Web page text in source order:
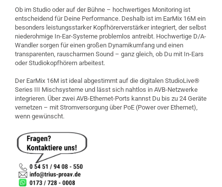
Ob im Studio oder auf der Bühne – hochwertiges Monitoring ist
entscheidend für Deine Performance. Deshalb ist im EarMix 16M ein
besonders leistungsstarker Kopfhörerverstärker integriert, der selbst
niederohmige In-Ear-Systeme problemlos antreibt. Hochwertige D/A-
Wandler sorgen für einen großen Dynamikumfang und einen
transparenten, rauscharmen Sound – ganz gleich, ob Du mit In-Ears
oder Studiokopfhörern arbeitest.
Der EarMix 16M ist ideal abgestimmt auf die digitalen StudioLive®
Series III Mischsysteme und lässt sich nahtlos in AVB-Netzwerke
integrieren. Über zwei AVB-Ethernet-Ports kannst Du bis zu 24 Geräte
vernetzen – mit Stromversorgung über PoE (Power over Ethernet),
wenn gewünscht.